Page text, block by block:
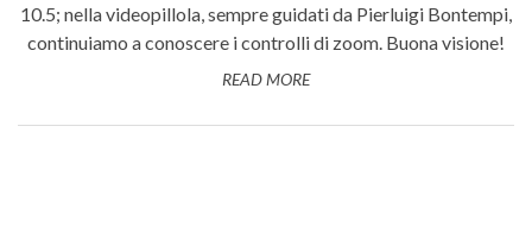
10.5; nella videopillola, sempre guidati da Pierluigi Bontempi,
continuiamo a conoscere i controlli di zoom. Buona visione!
READ MORE